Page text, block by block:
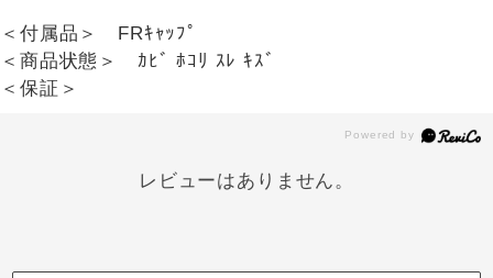
＜付属品＞ FRｷｬｯﾌﾟ
＜商品状態＞ ｶﾋﾞ ﾎｺﾘ ｽﾚ ｷｽﾞ
＜保証＞
レビューはありません。